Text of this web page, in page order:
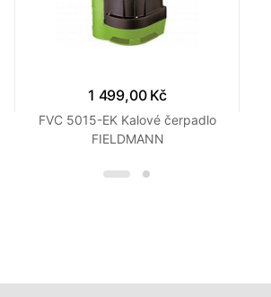
1 499,00 Kč
FVC 5015-EK Kalové čerpadlo
FIELDMANN